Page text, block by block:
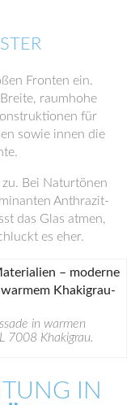
Fronten ein.
raumhohe
für
sowie innen die
Bei Naturtönen
Anthrazit-
das Glas atmen,
es eher.
in warmen
7008 Khakigrau.
IN